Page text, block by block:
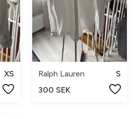
XS
Ralph Lauren
S
300 SEK